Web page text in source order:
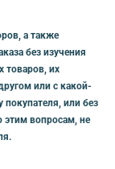
а также
без изучения
товаров, их
или с какой-
или без
этим вопросам, не